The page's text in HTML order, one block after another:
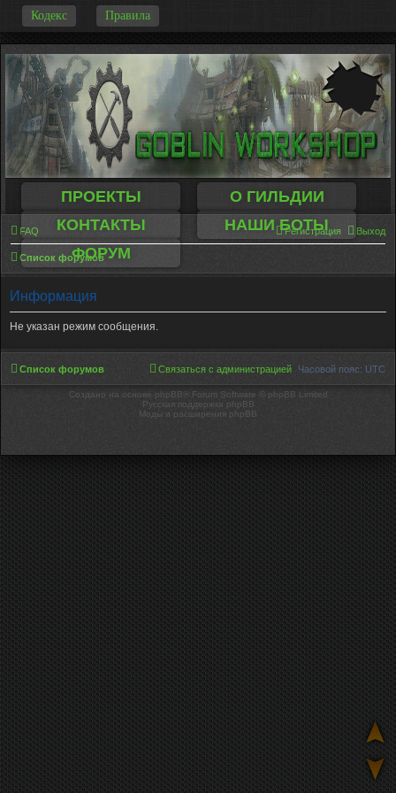
Кодекс Правила
ПРОЕКТЫ
О ГИЛЬДИИ
КОНТАКТЫ
НАШИ БОТЫ
ФОРУМ
FAQ Выход
Регистрация
Список форумов
Информация
Не указан режим сообщения.
Список форумов Часовой пояс: UTC
Связаться с администрацией
Создано на основе phpBB® Forum Software © phpBB Limited
Русская поддержка phpBB
Моды и расширения phpBB